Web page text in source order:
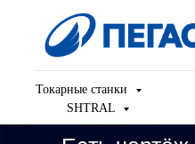
Токарные станки
SHTRAL
Есть чертёж,